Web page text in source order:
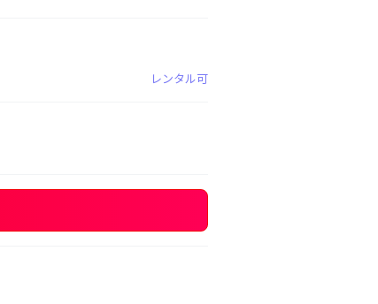
レンタル可